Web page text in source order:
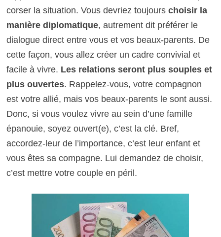
corser la situation. Vous devriez toujours choisir la
manière diplomatique, autrement dit préférer le
dialogue direct entre vous et vos beaux-parents. De
cette façon, vous allez créer un cadre convivial et
facile à vivre. Les relations seront plus souples et
plus ouvertes. Rappelez-vous, votre compagnon
est votre allié, mais vos beaux-parents le sont aussi.
Donc, si vous voulez vivre au sein d’une famille
épanouie, soyez ouvert(e), c’est la clé. Bref,
accordez-leur de l’importance, c’est leur enfant et
vous êtes sa compagne. Lui demandez de choisir,
c’est mettre votre couple en péril.